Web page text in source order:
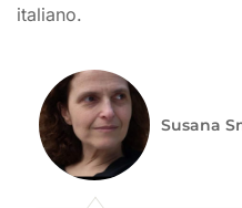
italiano.
Susana